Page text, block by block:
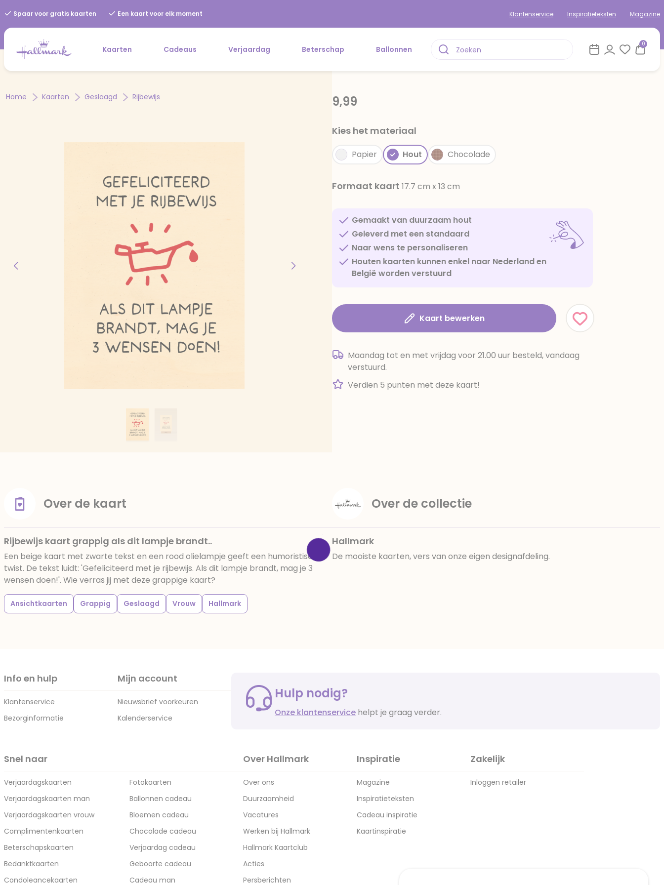
Spaar voor gratis kaarten Een kaart voor elk moment Klantenservice Inspiratieteksten Magazine
Kaarten Cadeaus Verjaardag Beterschap Ballonnen
0
Home Kaarten Geslaagd Rijbewijs 9,99
Kies het materiaal
Papier Hout Chocolade
Formaat kaart 17.7 cm x 13 cm
Gemaakt van duurzaam hout
Geleverd met een standaard
Naar wens te personaliseren
Houten kaarten kunnen enkel naar Nederland en
België worden verstuurd
Kaart bewerken
Maandag tot en met vrijdag voor 21.00 uur besteld, vandaag
verstuurd.
Verdien 5 punten met deze kaart!
Over de kaart
Rijbewijs kaart grappig als dit lampje brandt..
Een beige kaart met zwarte tekst en een rood olielampje geeft een humoristische
twist. De tekst luidt: 'Gefeliciteerd met je rijbewijs. Als dit lampje brandt, mag je 3
wensen doen!'. Wie verras jij met deze grappige kaart?
Ansichtkaarten Grappig Geslaagd Vrouw Hallmark
Over de collectie
Hallmark
De mooiste kaarten, vers van onze eigen designafdeling.
Info en hulp
Klantenservice
Bezorginformatie
Mijn account
Nieuwsbrief voorkeuren
Kalenderservice
Hulp nodig?
Onze klantenservice helpt je graag verder.
Snel naar
Verjaardagskaarten
Verjaardagskaarten man
Verjaardagskaarten vrouw
Complimentenkaarten
Beterschapskaarten
Bedanktkaarten
Condoleancekaarten
Fotokaarten
Ballonnen cadeau
Bloemen cadeau
Chocolade cadeau
Verjaardag cadeau
Geboorte cadeau
Cadeau man
Over Hallmark
Over ons
Duurzaamheid
Vacatures
Werken bij Hallmark
Hallmark Kaartclub
Acties
Persberichten
Inspiratie
Magazine
Inspiratieteksten
Cadeau inspiratie
Kaartinspiratie
Zakelijk
Inloggen retailer